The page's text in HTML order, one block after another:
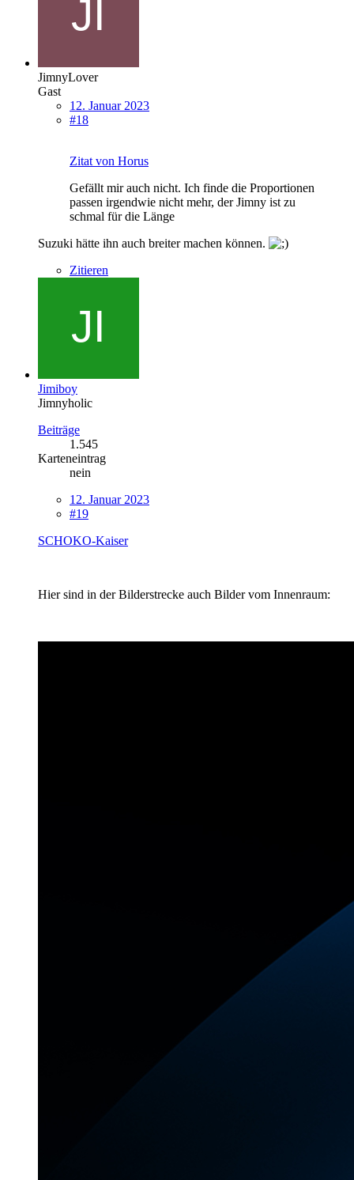
JimnyLover
Gast
12. Januar 2023
#18
Zitat von Horus
Gefällt mir auch nicht. Ich finde die Proportionen
passen irgendwie nicht mehr, der Jimny ist zu
schmal für die Länge
Suzuki hätte ihn auch breiter machen können.
Zitieren
Jimiboy
Jimnyholic
Beiträge
1.545
Karteneintrag
nein
12. Januar 2023
#19
SCHOKO-Kaiser
Hier sind in der Bilderstrecke auch Bilder vom Innenraum: